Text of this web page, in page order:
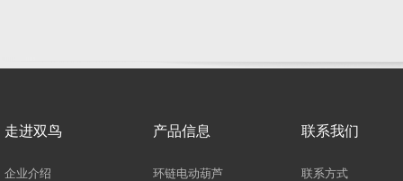
走进双鸟
企业介绍
产品信息
环链电动葫芦
联系我们
联系方式